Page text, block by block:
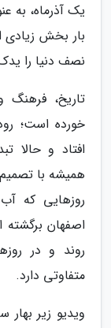
یک آذرماه، به
بار بخش زیادی
نصف دنیا را
تاریخ،
خورده است؛
افتاد و حالا
همیشه با
روزهایی که
اصفهان برگشته
روند و در
متفاوتی دارد.
ویدیو زیر